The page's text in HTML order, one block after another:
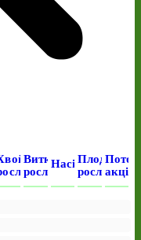
Виткі
рослини
НасінняПлодові
рослини
акція